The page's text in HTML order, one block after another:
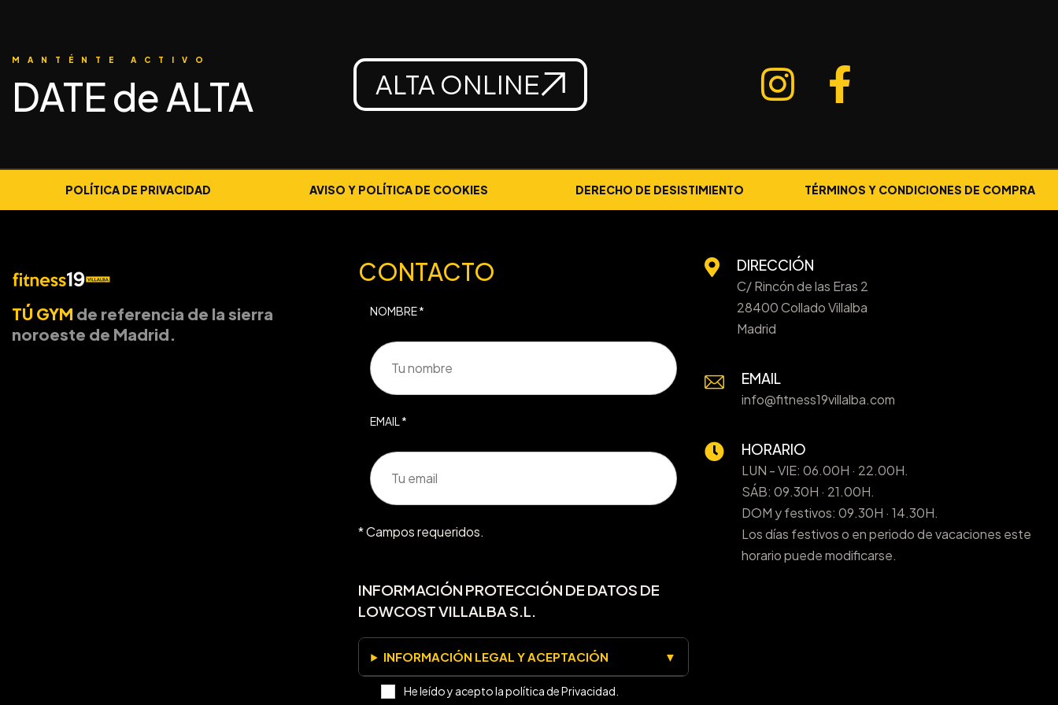
MANTÉNTE ACTIVO
DATE de ALTA ALTA ONLINE
POLÍTICA DE PRIVACIDAD AVISO Y POLÍTICA DE COOKIES DERECHO DE DESISTIMIENTO TÉRMINOS Y CONDICIONES DE COMPRA
TÚ GYM de referencia de la sierra
noroeste de Madrid.
CONTACTO
NOMBRE *
EMAIL *
* Campos requeridos.
INFORMACIÓN PROTECCIÓN DE DATOS DE
LOWCOST VILLALBA S.L.
INFORMACIÓN LEGAL Y ACEPTACIÓN
He leído y acepto la política de Privacidad.
DIRECCIÓN
C/ Rincón de las Eras 2
28400 Collado Villalba
Madrid
EMAIL
info@fitness19villalba.com
HORARIO
LUN - VIE: 06.00H · 22.00H.
SÁB: 09.30H · 21.00H.
DOM y festivos: 09.30H · 14.30H.
Los días festivos o en periodo de vacaciones este
horario puede modificarse.